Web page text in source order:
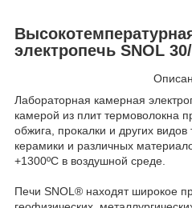
электропечь SNOL
Лабораторная камерная
камерой из плит термоволокна
обжига, прокалки и других
керамики и различных
+1300ºC в воздушной среде.
Печи SNOL® находят широкое